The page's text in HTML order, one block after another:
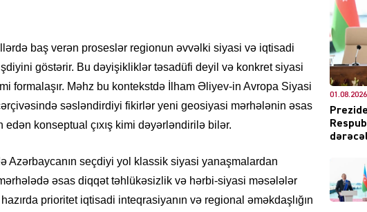
baş verən proseslər regionun əvvəlki siyasi və iqtisadi
göstərir. Bu dəyişikliklər təsadüfi deyil və konkret siyasi
formalaşır. Məhz bu kontekstdə İlham Əliyev-in Avropa Siyasi
səsləndirdiyi fikirlər yeni geosiyasi mərhələnin əsas
konseptual çıxış kimi dəyərləndirilə bilər.
Azərbaycanın seçdiyi yol klassik siyasi yanaşmalardan
əsas diqqət təhlükəsizlik və hərbi-siyasi məsələlər
prioritet iqtisadi inteqrasiyanın və regional əməkdaşlığın
DÜNYA
ŞOU-
01.08.2026